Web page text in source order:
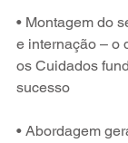
• Montagem do
e internação – o
os Cuidados
sucesso
• Abordagem